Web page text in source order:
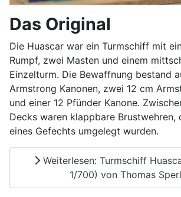
Das Original
Die Huascar war ein Turmschiff mit
Rumpf, zwei Masten und einem
Einzelturm. Die Bewaffnung bestand
Armstrong Kanonen, zwei 12 cm
und einer 12 Pfünder Kanone.
Decks waren klappbare Brustwehren,
eines Gefechts umgelegt wurden.
Weiterlesen: Turmschiff
1/700) von Thomas